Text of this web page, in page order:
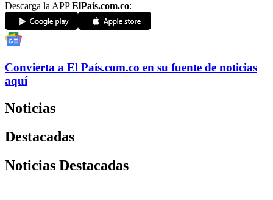
Descarga la APPElPaís.com.co:
Convierta a El País.com.co en su fuente de noticias
aquí
Noticias
Destacadas
Noticias Destacadas